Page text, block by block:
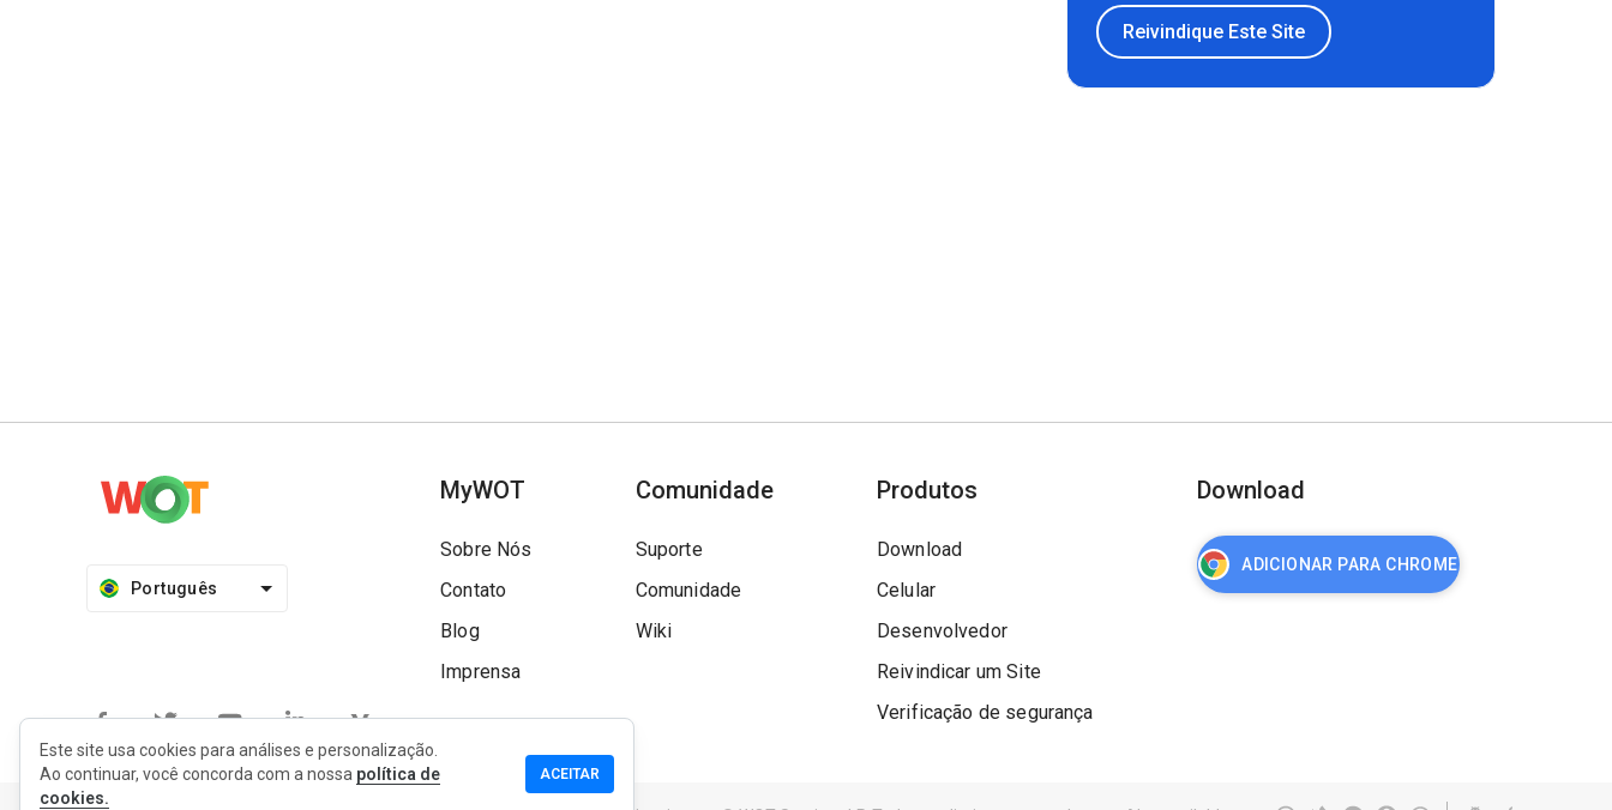
Reivindique Este Site
Português
MyWOT
Sobre Nós
Contato
Blog
Imprensa
Comunidade
Suporte
Comunidade
Wiki
Produtos
Download
Celular
Desenvolvedor
Reivindicar um Site
Verificação de segurança
Download
ADICIONAR PARA CHROME
Este site usa cookies para análises e personalização.
Ao continuar, você concorda com a nossa política de
cookies.
ACEITAR